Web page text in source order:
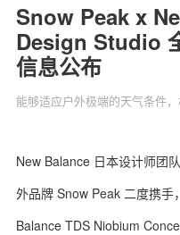
Snow Peak x
Design Studio
信息公布
能够适应户外极端的天气条件
New Balance 日本设计师团
外品牌 Snow Peak 二度携
Balance TDS Niobium